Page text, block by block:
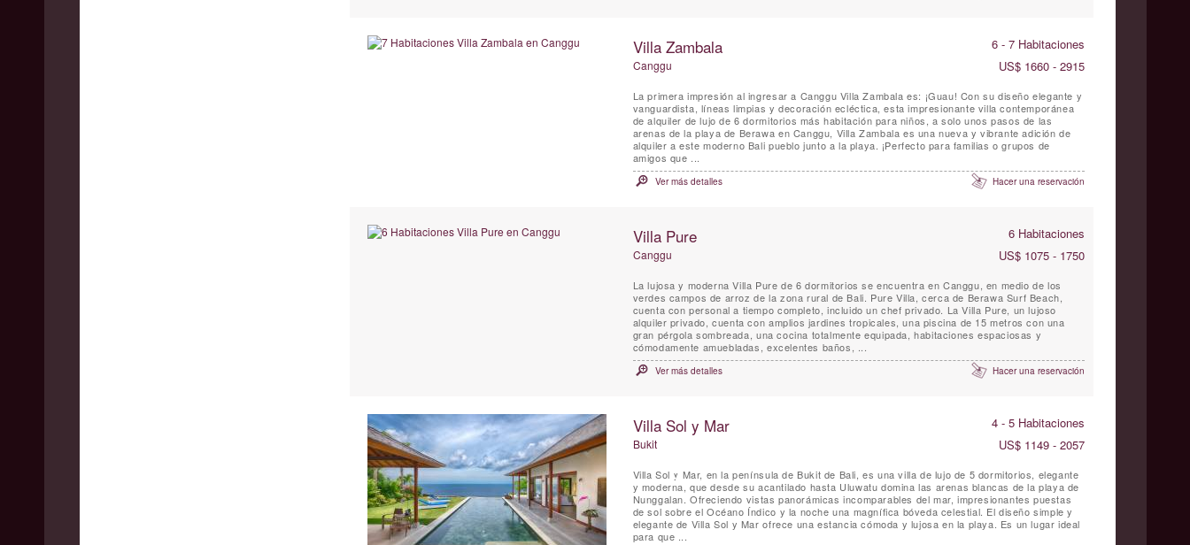
Villa Zambala 6 - 7 Habitaciones
Canggu US$ 1660 - 2915
La primera impresión al ingresar a Canggu Villa Zambala es: ¡Guau! Con su diseño elegante y
vanguardista, líneas limpias y decoración ecléctica, esta impresionante villa contemporánea
de alquiler de lujo de 6 dormitorios más habitación para niños, a solo unos pasos de las
arenas de la playa de Berawa en Canggu, Villa Zambala es una nueva y vibrante adición de
alquiler a este moderno Bali pueblo junto a la playa. ¡Perfecto para familias o grupos de
amigos que ...
Ver más detalles Hacer una reservación
Villa Pure 6 Habitaciones
Canggu US$ 1075 - 1750
La lujosa y moderna Villa Pure de 6 dormitorios se encuentra en Canggu, en medio de los
verdes campos de arroz de la zona rural de Bali. Pure Villa, cerca de Berawa Surf Beach,
cuenta con personal a tiempo completo, incluido un chef privado. La Villa Pure, un lujoso
alquiler privado, cuenta con amplios jardines tropicales, una piscina de 15 metros con una
gran pérgola sombreada, una cocina totalmente equipada, habitaciones espaciosas y
cómodamente amuebladas, excelentes baños, ...
Ver más detalles Hacer una reservación
Villa Sol y Mar 4 - 5 Habitaciones
Bukit US$ 1149 - 2057
Villa Sol y Mar, en la península de Bukit de Bali, es una villa de lujo de 5 dormitorios, elegante
y moderna, que desde su acantilado hasta Uluwatu domina las arenas blancas de la playa de
Nunggalan. Ofreciendo vistas panorámicas incomparables del mar, impresionantes puestas
de sol sobre el Océano Índico y la noche una magnífica bóveda celestial. El diseño simple y
elegante de Villa Sol y Mar ofrece una estancia cómoda y lujosa en la playa. Es un lugar ideal
para que ...